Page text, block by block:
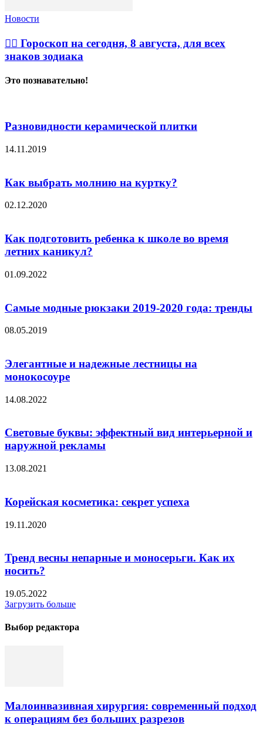
Новости
🧙‍♀ Гороскоп на сегодня, 8 августа, для всех
знаков зодиака
Это познавательно!
Разновидности керамической плитки
14.11.2019
Как выбрать молнию на куртку?
02.12.2020
Как подготовить ребенка к школе во время
летних каникул?
01.09.2022
Самые модные рюкзаки 2019-2020 года: тренды
08.05.2019
Элегантные и надежные лестницы на
монокосоуре
14.08.2022
Cветовые буквы: эффектный вид интерьерной и
наружной рекламы
13.08.2021
Корейская косметика: секрет успеха
19.11.2020
Тренд весны непарные и моносерьги. Как их
носить?
19.05.2022
Загрузить больше
Выбор редактора
Малоинвазивная хирургия: современный подход
к операциям без больших разрезов